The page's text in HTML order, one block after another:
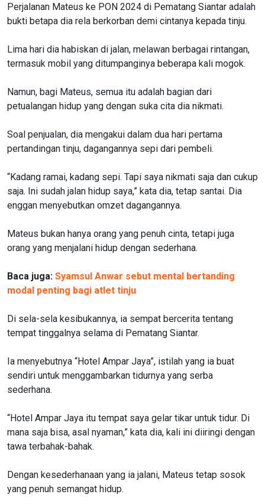
Perjalanan Mateus ke PON 2024 di Pematang Siantar adalah
bukti betapa dia rela berkorban demi cintanya kepada tinju.
Lima hari dia habiskan di jalan, melawan berbagai rintangan,
termasuk mobil yang ditumpanginya beberapa kali mogok.
Namun, bagi Mateus, semua itu adalah bagian dari
petualangan hidup yang dengan suka cita dia nikmati.
Soal penjualan, dia mengakui dalam dua hari pertama
pertandingan tinju, dagangannya sepi dari pembeli.
“Kadang ramai, kadang sepi. Tapi saya nikmati saja dan cukup
saja. Ini sudah jalan hidup saya,” kata dia, tetap santai. Dia
enggan menyebutkan omzet dagangannya.
Mateus bukan hanya orang yang penuh cinta, tetapi juga
orang yang menjalani hidup dengan sederhana.
Baca juga: Syamsul Anwar sebut mental bertanding
modal penting bagi atlet tinju
Di sela-sela kesibukannya, ia sempat bercerita tentang
tempat tinggalnya selama di Pematang Siantar.
Ia menyebutnya “Hotel Ampar Jaya”, istilah yang ia buat
sendiri untuk menggambarkan tidurnya yang serba
sederhana.
“Hotel Ampar Jaya itu tempat saya gelar tikar untuk tidur. Di
mana saja bisa, asal nyaman,” kata dia, kali ini diiringi dengan
tawa terbahak-bahak.
Dengan kesederhanaan yang ia jalani, Mateus tetap sosok
yang penuh semangat hidup.